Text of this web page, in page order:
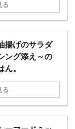
る
揚げのサラダ
ング添え～の
。
る